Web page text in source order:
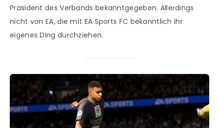
Präsident des Verbands bekanntgegeben. Allerdings
nicht von EA, die mit EA Sports FC bekanntlich ihr
eigenes Ding durchziehen.